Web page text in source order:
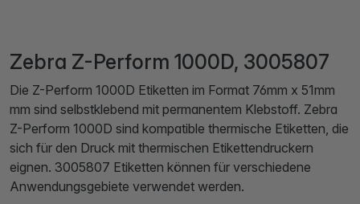
Zebra Z-Perform 1000D, 3005807
Die Z-Perform 1000D Etiketten im Format 76mm x 51mm
mm sind selbstklebend mit permanentem Klebstoff. Zebra
Z-Perform 1000D sind kompatible thermische Etiketten, die
sich für den Druck mit thermischen Etikettendruckern
eignen. 3005807 Etiketten können für verschiedene
Anwendungsgebiete verwendet werden.